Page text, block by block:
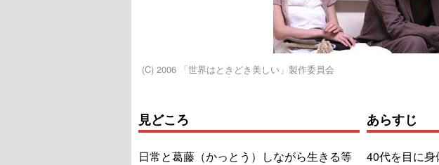
(C) 2006 「世界はときどき美しい」製作委員会
見どころ
日常と葛藤（かっとう）しながら生きる等
あらすじ
40代を目に